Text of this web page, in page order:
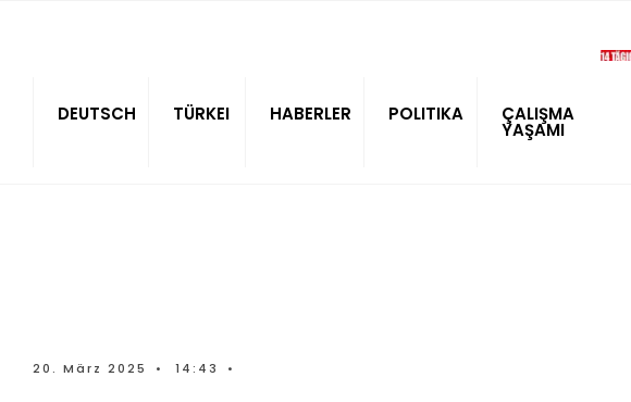
DEUTSCH TÜRKEI HABERLER POLITIKA ÇALIŞMA
YAŞAMI
20. März 2025 • 14:43 •